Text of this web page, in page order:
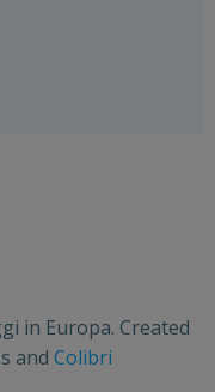
in Europa. Created
and Colibri